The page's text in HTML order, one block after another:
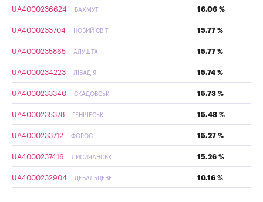
UA4000236624 БАХМУТ 16.06 %
UA4000233704 НОВИЙ СВІТ 15.77 %
UA4000235865 АЛУШТА 15.77 %
UA4000234223 ЛІВАДІЯ 15.74 %
UA4000233340 СКАДОВСЬК 15.73 %
UA4000235378 ГЕНІЧЕСЬК 15.48 %
UA4000233712 ФОРОС 15.27 %
UA4000237416 ЛИСИЧАНСЬК 15.26 %
UA4000232904 ДЕБАЛЬЦЕВЕ 10.16 %